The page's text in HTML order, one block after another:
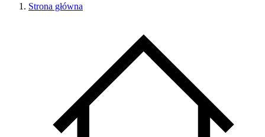
Strona główna